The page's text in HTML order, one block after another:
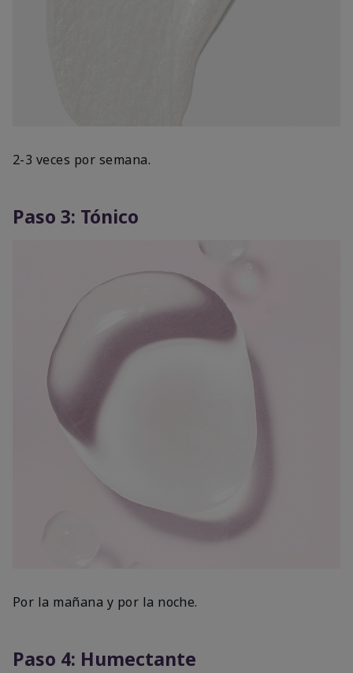
2-3 veces por semana.
Paso 3: Tónico
Por la mañana y por la noche.
Paso 4: Humectante